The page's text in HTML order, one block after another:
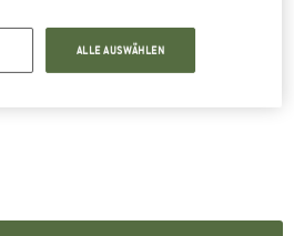
öffnet sich in einer Infobox und
ALLE AUSWÄHLEN